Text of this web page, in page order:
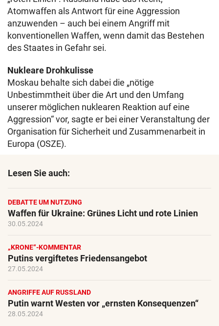
Atomwaffen als Antwort für eine Aggression
anzuwenden – auch bei einem Angriff mit
konventionellen Waffen, wenn damit das Bestehen
des Staates in Gefahr sei.
Nukleare Drohkulisse
Moskau behalte sich dabei die „nötige
Unbestimmtheit über die Art und den Umfang
unserer möglichen nuklearen Reaktion auf eine
Aggression“ vor, sagte er bei einer Veranstaltung der
Organisation für Sicherheit und Zusammenarbeit in
Europa (OSZE).
Lesen Sie auch:
DEBATTE UM NUTZUNG
Waffen für Ukraine: Grünes Licht und rote Linien
30.05.2024
„KRONE“-KOMMENTAR
Putins vergiftetes Friedensangebot
27.05.2024
ANGRIFFE AUF RUSSLAND
Putin warnt Westen vor „ernsten Konsequenzen“
28.05.2024